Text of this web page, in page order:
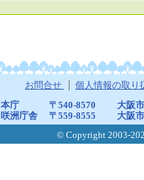
お問合せ 個人情報の取り
本庁 〒540-8570
大阪
咲洲庁舎
〒559-8555
大阪
© Copyright 2003-